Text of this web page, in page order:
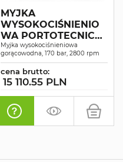
MYJKA
WYSOKOCIŚNIENIO
WA PORTOTECNICA
ARGON-H4 D1713P T
Myjka wysokociśnieniowa
gorącowodna, 170 bar, 2800 rpm
cena brutto:
15 110.55 PLN